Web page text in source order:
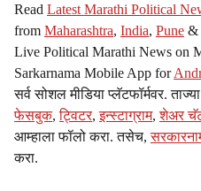
Read Latest Marathi Political
from Maharashtra, India, Pune &
Live Political Marathi News on
Sarkarnama Mobile App for
सर्व सोशल मीडिया प्लॅटफॉर्मवर.
फेसबुक,ट्विटर,इन्स्टाग्राम,शेअर
आम्हाला फॉलो करा. तसेच,
करा.